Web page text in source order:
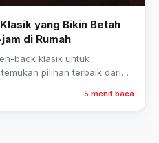
yang Bikin Betah
di Rumah
back klasik untuk
pilihan terbaik dari
5 menit baca